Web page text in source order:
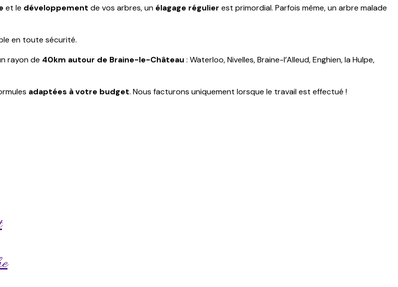
et le développement de vos arbres, un élagage régulier est primordial. Parfois même, un arbre malade
en toute sécurité.
rayon de 40km autour de Braine-le-Château : Waterloo, Nivelles, Braine-l’Alleud, Enghien, la Hulpe,
adaptées à votre budget. Nous facturons uniquement lorsque le travail est effectué !